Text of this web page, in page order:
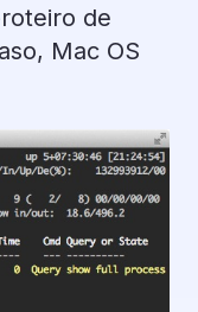
de
Mac OS